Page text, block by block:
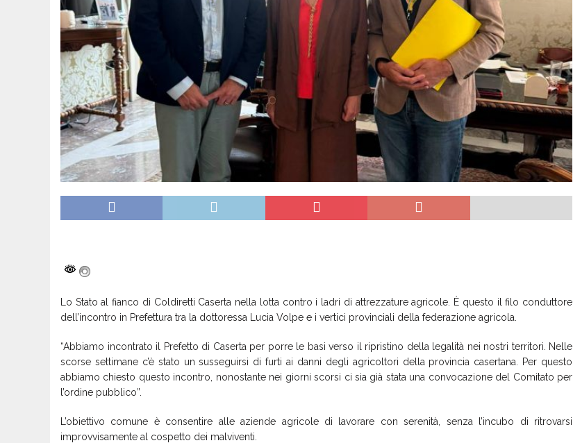
Lo Stato al fianco di Coldiretti Caserta nella lotta contro i ladri di attrezzature agricole. È questo il filo conduttore
dell’incontro in Prefettura tra la dottoressa Lucia Volpe e i vertici provinciali della federazione agricola.
“Abbiamo incontrato il Prefetto di Caserta per porre le basi verso il ripristino della legalità nei nostri territori. Nelle
scorse settimane c’è stato un susseguirsi di furti ai danni degli agricoltori della provincia casertana. Per questo
abbiamo chiesto questo incontro, nonostante nei giorni scorsi ci sia già stata una convocazione del Comitato per
l’ordine pubblico”.
L’obiettivo comune è consentire alle aziende agricole di lavorare con serenità, senza l’incubo di ritrovarsi
improvvisamente al cospetto dei malviventi.